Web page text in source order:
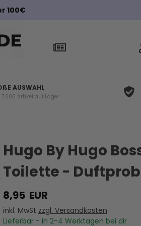
100€
AUSWAHL
7.000 Artikel auf Lager
Hugo By Hugo
Toilette -
8,95EUR
inkl. MwSt zzgl. Versandkosten
Lieferbar - In 2-4 Werktagen bei dir